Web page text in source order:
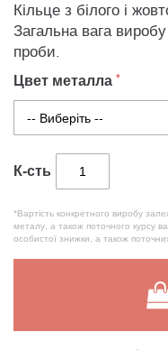
Кільце з білого і
Загальна вага
проби.
Цвет металла
К-сть
*Вартість конкретного виробу
металу, а також поточного курсу
особистої знижки, а також